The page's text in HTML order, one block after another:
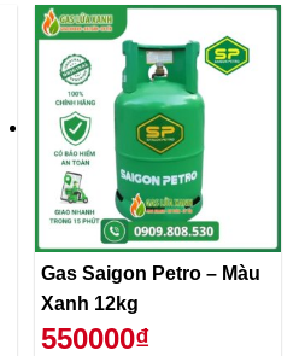
Gas Saigon Petro – Màu
Xanh 12kg
550000₫